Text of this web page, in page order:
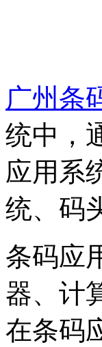
广州条
统中，
应用系
统、码
条码应
器、计
在条码